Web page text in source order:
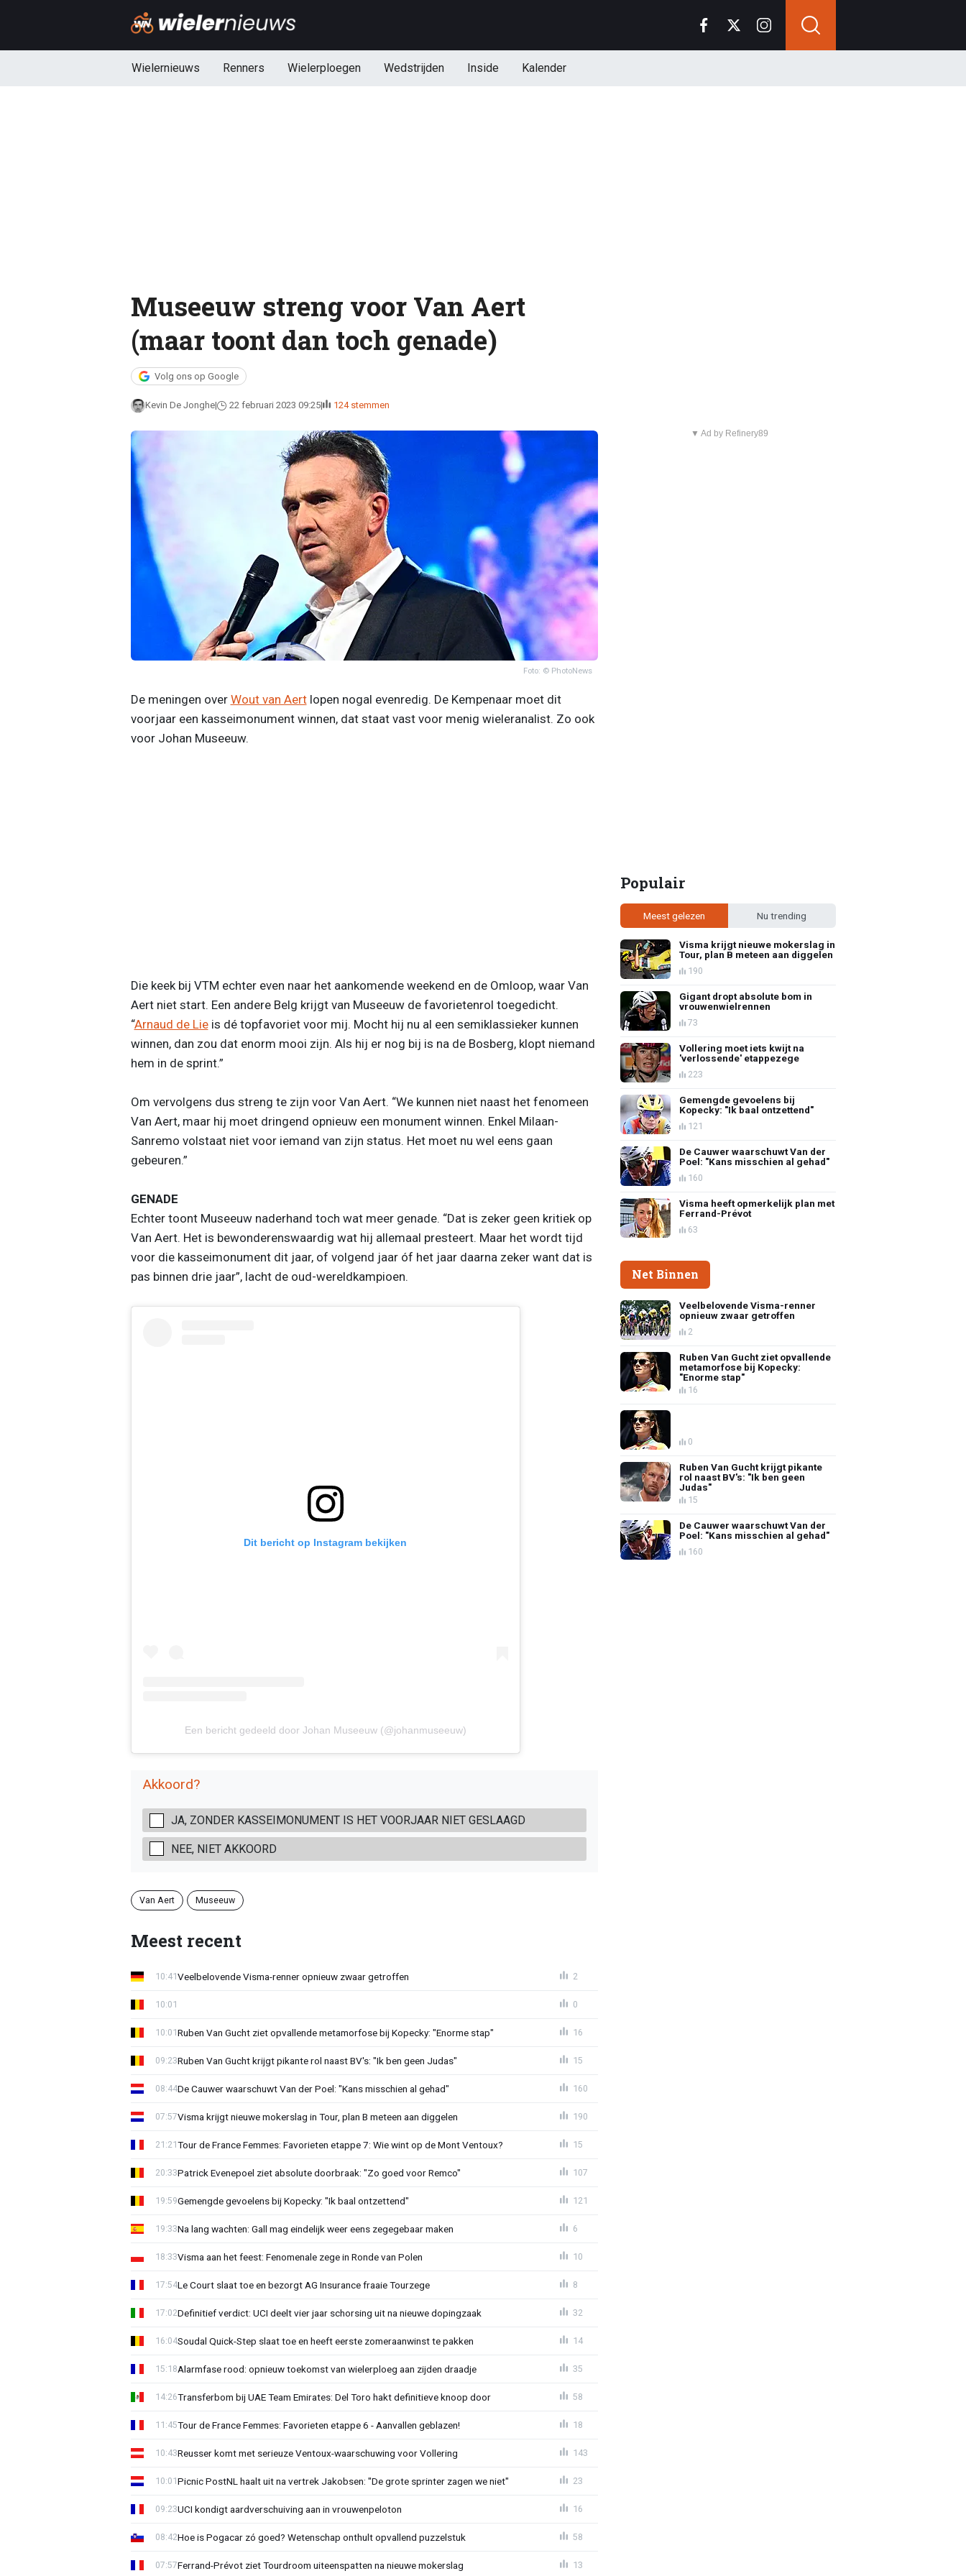
Wielernieuws Renners Wielerploegen Wedstrijden Inside Kalender
Museeuw streng voor Van Aert
(maar toont dan toch genade)
Volg ons op Google
Kevin De Jonghe 22 februari 2023 09:25 124 stemmen
Foto: © PhotoNews
De meningen over Wout van Aertlopen nogal evenredig. De Kempenaar moet dit
voorjaar een kasseimonument winnen, dat staat vast voor menig wieleranalist. Zo ook
voor Johan Museeuw.
Die keek bij VTM echter even naar het aankomende weekend en de Omloop, waar Van
Aert niet start. Een andere Belg krijgt van Museeuw de favorietenrol toegedicht.
“Arnaud de Lieis dé topfavoriet voor mij. Mocht hij nu al een semiklassieker kunnen
winnen, dan zou dat enorm mooi zijn. Als hij er nog bij is na de Bosberg, klopt niemand
hem in de sprint.”
Om vervolgens dus streng te zijn voor Van Aert. “We kunnen niet naast het fenomeen
Van Aert, maar hij moet dringend opnieuw een monument winnen. Enkel Milaan-
Sanremo volstaat niet voor iemand van zijn status. Het moet nu wel eens gaan
gebeuren.”
GENADE
Echter toont Museeuw naderhand toch wat meer genade. “Dat is zeker geen kritiek op
Van Aert. Het is bewonderenswaardig wat hij allemaal presteert. Maar het wordt tijd
voor die kasseimonument dit jaar, of volgend jaar óf het jaar daarna zeker want dat is
pas binnen drie jaar”, lacht de oud-wereldkampioen.
Dit bericht op Instagram bekijken
Een bericht gedeeld door Johan Museeuw (@johanmuseeuw)
Akkoord?
JA, ZONDER KASSEIMONUMENT IS HET VOORJAAR NIET GESLAAGD
NEE, NIET AKKOORD
Van Aert Museeuw
Meest recent
Veelbelovende Visma-renner opnieuw zwaar getroffen
10:41 2
10:01 0
Ruben Van Gucht ziet opvallende metamorfose bij Kopecky: "Enorme stap"
10:01 16
Ruben Van Gucht krijgt pikante rol naast BV's: "Ik ben geen Judas"
09:23 15
De Cauwer waarschuwt Van der Poel: "Kans misschien al gehad"
08:44 160
Visma krijgt nieuwe mokerslag in Tour, plan B meteen aan diggelen
07:57 190
Tour de France Femmes: Favorieten etappe 7: Wie wint op de Mont Ventoux?
21:21 15
Patrick Evenepoel ziet absolute doorbraak: "Zo goed voor Remco"
20:33 107
Gemengde gevoelens bij Kopecky: "Ik baal ontzettend"
19:59 121
Na lang wachten: Gall mag eindelijk weer eens zegegebaar maken
19:33 6
Visma aan het feest: Fenomenale zege in Ronde van Polen
18:33 10
Le Court slaat toe en bezorgt AG Insurance fraaie Tourzege
17:54 8
Definitief verdict: UCI deelt vier jaar schorsing uit na nieuwe dopingzaak
17:02 32
Soudal Quick-Step slaat toe en heeft eerste zomeraanwinst te pakken
16:04 14
Alarmfase rood: opnieuw toekomst van wielerploeg aan zijden draadje
15:18 35
Transferbom bij UAE Team Emirates: Del Toro hakt definitieve knoop door
14:26 58
Tour de France Femmes: Favorieten etappe 6 - Aanvallen geblazen!
11:45 18
Reusser komt met serieuze Ventoux-waarschuwing voor Vollering
10:43 143
Picnic PostNL haalt uit na vertrek Jakobsen: "De grote sprinter zagen we niet"
10:01 23
UCI kondigt aardverschuiving aan in vrouwenpeloton
09:23 16
Hoe is Pogacar zó goed? Wetenschap onthult opvallend puzzelstuk
08:42 58
Ferrand-Prévot ziet Tourdroom uiteenspatten na nieuwe mokerslag
07:57 13
▼ Ad by Refinery89
Populair
Meest gelezen Nu trending
Visma krijgt nieuwe mokerslag in
Tour, plan B meteen aan diggelen
190
Gigant dropt absolute bom in
vrouwenwielrennen
73
Vollering moet iets kwijt na
'verlossende' etappezege
223
Gemengde gevoelens bij
Kopecky: "Ik baal ontzettend"
121
De Cauwer waarschuwt Van der
Poel: "Kans misschien al gehad"
160
Visma heeft opmerkelijk plan met
Ferrand-Prévot
63
Net Binnen
Veelbelovende Visma-renner
opnieuw zwaar getroffen
2
Ruben Van Gucht ziet opvallende
metamorfose bij Kopecky:
"Enorme stap"
16
0
Ruben Van Gucht krijgt pikante
rol naast BV's: "Ik ben geen
Judas"
15
De Cauwer waarschuwt Van der
Poel: "Kans misschien al gehad"
160